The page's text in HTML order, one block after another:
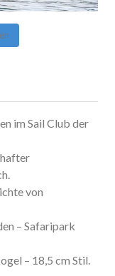
im Sail Club der
von
– Safaripark
– 18,5 cm Stil.